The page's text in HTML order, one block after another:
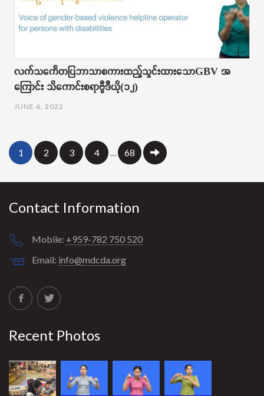
လက်သ​​​​​င်္ကေတပြဘာသာစကားထည့်သွင်းထား​သောGBV အ​
ကြောင်း သိ​ကောင်းစရာဗွီဒီယို(၁၂)
JUNE 6, 2022
1 2 3 4 … 68
Contact Information
Mobile: +959-782 750 520
Email: info@mdcda.org
Recent Photos